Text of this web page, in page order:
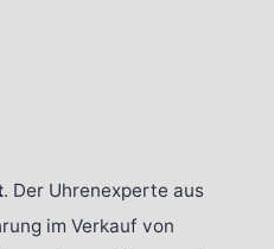
. Der Uhrenexperte aus
im Verkauf von